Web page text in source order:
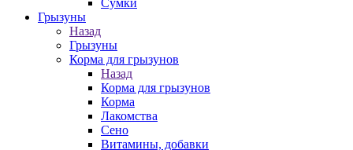
Сумки
Грызуны
Назад
Грызуны
Корма для грызунов
Назад
Корма для грызунов
Корма
Лакомства
Сено
Витамины, добавки